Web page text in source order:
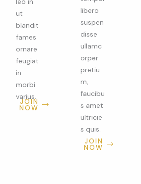
ut
blandit
fames
ornare
feugiat
in
morbi
varius.
JOIN
NOW
libero
suspen
disse
ullamc
orper
pretiu
m,
faucibu
s amet
ultricie
s quis.
JOIN
NOW